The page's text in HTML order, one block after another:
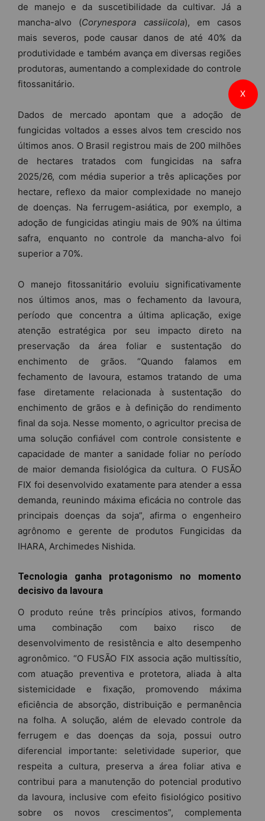
de manejo e da suscetibilidade da cultivar. Já a
mancha-alvo (Corynespora cassiicola), em casos
mais severos, pode causar danos de até 40% da
produtividade e também avança em diversas regiões
produtoras, aumentando a complexidade do controle
fitossanitário.
Dados de mercado apontam que a adoção de
fungicidas voltados a esses alvos tem crescido nos
últimos anos. O Brasil registrou mais de 200 milhões
de hectares tratados com fungicidas na safra
2025/26, com média superior a três aplicações por
hectare, reflexo da maior complexidade no manejo
de doenças. Na ferrugem-asiática, por exemplo, a
adoção de fungicidas atingiu mais de 90% na última
safra, enquanto no controle da mancha-alvo foi
superior a 70%.
O manejo fitossanitário evoluiu significativamente
nos últimos anos, mas o fechamento da lavoura,
período que concentra a última aplicação, exige
atenção estratégica por seu impacto direto na
preservação da área foliar e sustentação do
enchimento de grãos. “Quando falamos em
fechamento de lavoura, estamos tratando de uma
fase diretamente relacionada à sustentação do
enchimento de grãos e à definição do rendimento
final da soja. Nesse momento, o agricultor precisa de
uma solução confiável com controle consistente e
capacidade de manter a sanidade foliar no período
de maior demanda fisiológica da cultura. O FUSÃO
FIX foi desenvolvido exatamente para atender a essa
demanda, reunindo máxima eficácia no controle das
principais doenças da soja”, afirma o engenheiro
agrônomo e gerente de produtos Fungicidas da
IHARA, Archimedes Nishida.
Tecnologia ganha protagonismo no momento
decisivo da lavoura
O produto reúne três princípios ativos, formando
uma combinação com baixo risco de
desenvolvimento de resistência e alto desempenho
agronômico. “O FUSÃO FIX associa ação multissítio,
com atuação preventiva e protetora, aliada à alta
sistemicidade e fixação, promovendo máxima
eficiência de absorção, distribuição e permanência
na folha. A solução, além de elevado controle da
ferrugem e das doenças da soja, possui outro
diferencial importante: seletividade superior, que
respeita a cultura, preserva a área foliar ativa e
contribui para a manutenção do potencial produtivo
da lavoura, inclusive com efeito fisiológico positivo
sobre os novos crescimentos”, complementa
X